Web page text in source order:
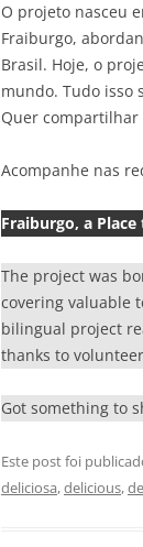
O projeto nasceu
Fraiburgo,
Brasil. Hoje, o
mundo. Tudo isso
Quer compartilhar
Acompanhe nas
Fraiburgo, a
The project was
covering valuable
bilingual project
thanks to
Got something to
Este post foi
deliciosa,delicious,